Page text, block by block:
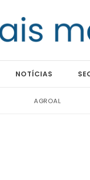
NOTÍCIAS
AGROAL
Ricardo